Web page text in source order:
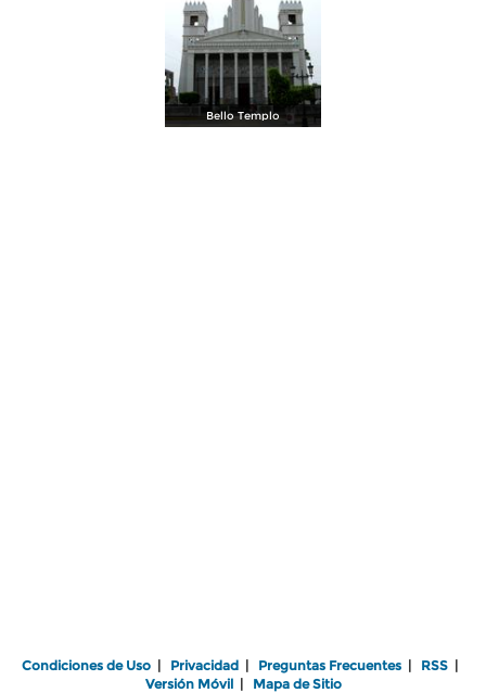
Bello Templo
Condiciones de Uso | Privacidad | Preguntas Frecuentes | RSS |
Versión Móvil| Mapa de Sitio